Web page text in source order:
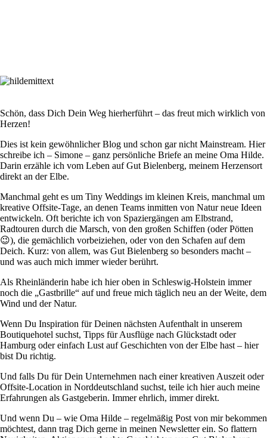
Schön, dass Dich Dein Weg hierherführt – das freut mich wirklich von
Herzen!
Dies ist kein gewöhnlicher Blog und schon gar nicht Mainstream. Hier
schreibe ich – Simone – ganz persönliche Briefe an meine Oma Hilde.
Darin erzähle ich vom Leben auf Gut Bielenberg, meinem Herzensort
direkt an der Elbe.
Manchmal geht es um Tiny Weddings im kleinen Kreis, manchmal um
kreative Offsite-Tage, an denen Teams inmitten von Natur neue Ideen
entwickeln. Oft berichte ich von Spaziergängen am Elbstrand,
Radtouren durch die Marsch, von den großen Schiffen (oder Pötten
😉), die gemächlich vorbeiziehen, oder von den Schafen auf dem
Deich. Kurz: von allem, was Gut Bielenberg so besonders macht –
und was auch mich immer wieder berührt.
Als Rheinländerin habe ich hier oben in Schleswig-Holstein immer
noch die „Gastbrille“ auf und freue mich täglich neu an der Weite, dem
Wind und der Natur.
Wenn Du Inspiration für Deinen nächsten Aufenthalt in unserem
Boutiquehotel suchst, Tipps für Ausflüge nach Glückstadt oder
Hamburg oder einfach Lust auf Geschichten von der Elbe hast – hier
bist Du richtig.
Und falls Du für Dein Unternehmen nach einer kreativen Auszeit oder
Offsite-Location in Norddeutschland suchst, teile ich hier auch meine
Erfahrungen als Gastgeberin. Immer ehrlich, immer direkt.
Und wenn Du – wie Oma Hilde – regelmäßig Post von mir bekommen
möchtest, dann trag Dich gerne in meinen Newsletter ein. So flattern